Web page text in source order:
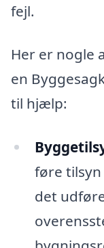
fejl.
Her er nogle
en
til hjælp:
føre
det